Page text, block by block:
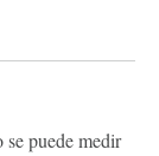
se puede medir